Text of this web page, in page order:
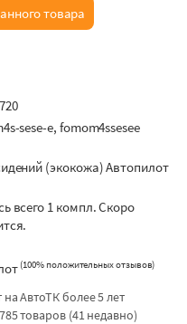
товара
sese-e, fomom4ssesee
(экокожа) Автопилот
всего 1 компл. Скоро
(100% положительных отзывов)
на АвтоТК более 5 лет
товаров (41 недавно)